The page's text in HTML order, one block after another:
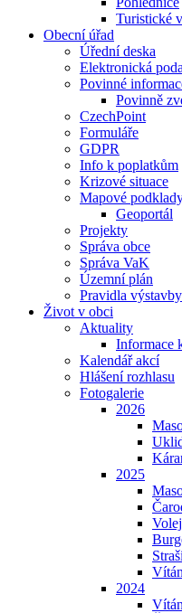
Turistické
Obecní úřad
Úřední deska
Elektronická
Povinné
Povinně
CzechPoint
Formuláře
GDPR
Info k poplatkům
Krizové situace
Mapové
Geoportál
Projekty
Správa obce
Správa VaK
Územní plán
Pravidla výstavby
Život v obci
Aktuality
Informace
Kalendář akcí
Hlášení rozhlasu
Fotogalerie
2026
2025
2024